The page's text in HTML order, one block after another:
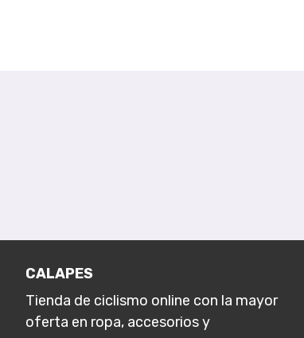
CALAPES
Tienda de ciclismo online con la mayor
oferta en ropa, accesorios y